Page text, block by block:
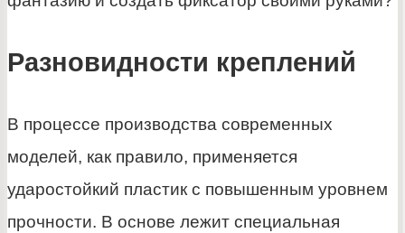
Разновидности креплений
В процессе производства современных
моделей, как правило, применяется
ударостойкий пластик с повышенным уровнем
прочности. В основе лежит специальная